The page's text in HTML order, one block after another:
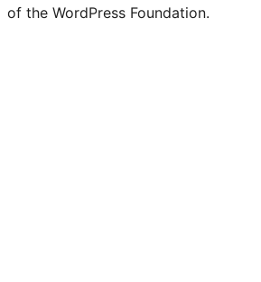
of the WordPress Foundation.